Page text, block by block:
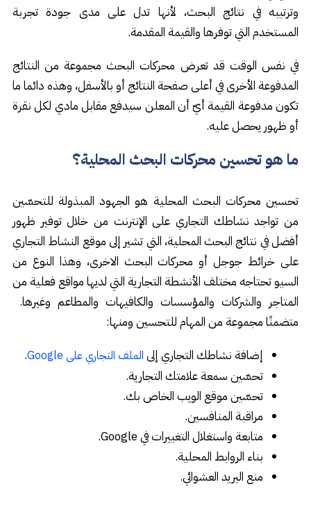
وترتيبه في نتائج البحث، لأنها تدل على مدى جودة تجربة
المستخدم التي توفرها والقيمة المقدمة.
في نفس الوقت قد تعرض محركات البحث مجموعة من النتائج
المدفوعة الأخرى في أعلى صفحة النتائج أو بالأسفل، وهذه دائما ما
تكون مدفوعة القيمة أيّ أن المعلن سيدفع مقابل مادي لكل نقرة
أو ظهور يحصل عليه.
ما هو تحسين محركات البحث المحلية؟
تحسين محركات البحث المحلية هو الجهود المبذولة للتحسّين
من تواجد نشاطك التجاري على الإنترنت من خلال توفير ظهور
أفضل في نتائج البحث المحلية، التي تشير إلى موقع النشاط التجاري
على خرائط جوجل أو محركات البحث الاخرى، وهذا النوع من
السيو تحتاجه مختلف الأنشطة التجارية التي لديها مواقع فعلية من
المتاجر والشركات والمؤسسات والكافيهات والمطاعم وغيرها.
متضمنًا مجموعة من المهام للتحسين ومنها:
إضافة نشاطك التجاري إلى الملف التجاري على Google
.
تحسّين سمعة علامتك التجارية.
تحسّين موقع الويب الخاص بك.
مراقبة المنافسين.
متابعة واستغلال التغييرات في Google.
بناء الروابط المحلية.
منع البريد العشوائي.